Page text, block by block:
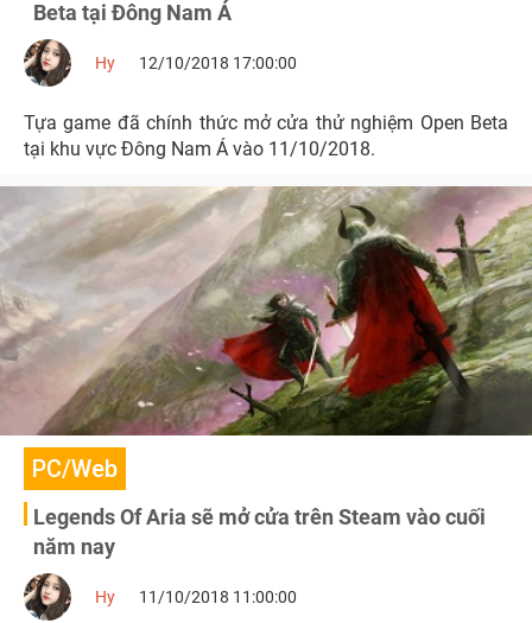
Beta tại Đông Nam Á
Hy 12/10/2018 17:00:00
Tựa game đã chính thức mở cửa thử nghiệm Open Beta
tại khu vực Đông Nam Á vào 11/10/2018.
PC/Web
Legends Of Aria sẽ mở cửa trên Steam vào cuối
năm nay
Hy 11/10/2018 11:00:00